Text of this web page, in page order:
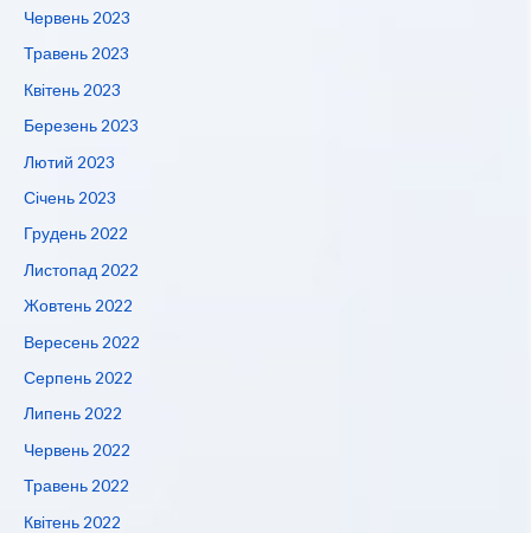
Червень 2023
Травень 2023
Квітень 2023
Березень 2023
Лютий 2023
Січень 2023
Грудень 2022
Листопад 2022
Жовтень 2022
Вересень 2022
Серпень 2022
Липень 2022
Червень 2022
Травень 2022
Квітень 2022